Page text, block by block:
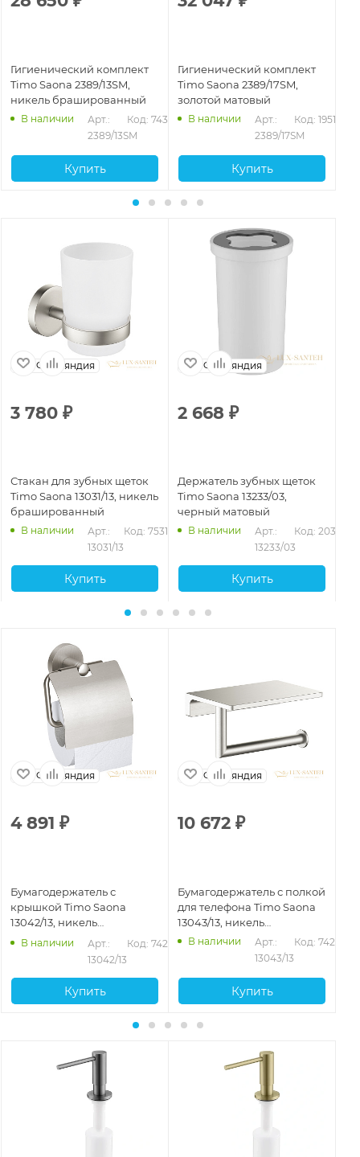
Гигиенический комплект
Timo Saona 2389/13SM,
никель брашированный
В наличии
Арт.:
2389/13SM
Код: 74367
Купить
Гигиенический комплект
Timo Saona 2389/17SM,
золотой матовый
В наличии
Арт.:
2389/17SM
Код: 19515
Купить
Финляндия
3 780 ₽
Стакан для зубных щеток
Timo Saona 13031/13, никель
брашированный
В наличии
Арт.:
13031/13
Код: 75313
Купить
Финляндия
2 668 ₽
Держатель зубных щеток
Timo Saona 13233/03,
черный матовый
В наличии
Арт.:
13233/03
Код: 20368
Купить
Финляндия
4 891 ₽
Бумагодержатель с
крышкой Timo Saona
13042/13, никель
брашированный
В наличии
Арт.:
13042/13
Код: 74222
Купить
Финляндия
10 672 ₽
Бумагодержатель с полкой
для телефона Timo Saona
13043/13, никель
брашированный
В наличии
Арт.:
13043/13
Код: 74229
Купить